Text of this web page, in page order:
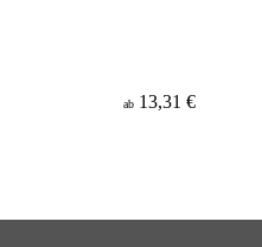
ab 13,31 €